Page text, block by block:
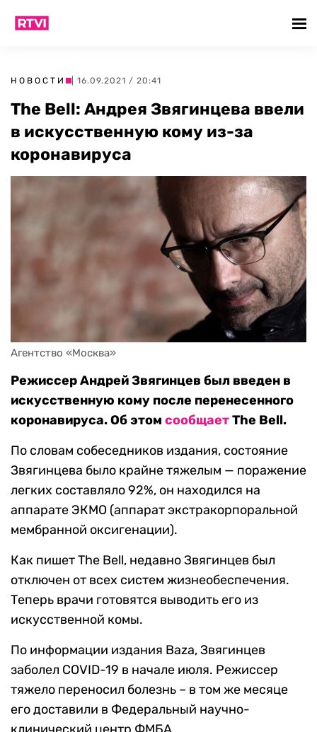
НОВОСТИ | 16.09.2021 / 20:41
The Bell: Андрея Звягинцева ввели
в искусственную кому из-за
коронавируса
Агентство «Москва»
Режиссер Андрей Звягинцев был введен в
искусственную кому после перенесенного
коронавируса. Об этом сообщаетThe Bell.
По словам собеседников издания, состояние
Звягинцева было крайне тяжелым — поражение
легких составляло 92%, он находился на
аппарате ЭКМО (аппарат экстракорпоральной
мембранной оксигенации).
Как пишет The Bell, недавно Звягинцев был
отключен от всех систем жизнеобеспечения.
Теперь врачи готовятся выводить его из
искусственной комы.
По информации издания Baza, Звягинцев
заболел COVID-19 в начале июля. Режиссер
тяжело переносил болезнь – в том же месяце
его доставили в Федеральный научно-